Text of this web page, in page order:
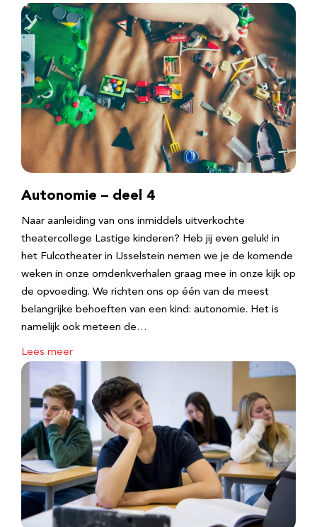
Autonomie – deel 4
Naar aanleiding van ons inmiddels uitverkochte
theatercollege Lastige kinderen? Heb jij even geluk! in
het Fulcotheater in IJsselstein nemen we je de komende
weken in onze omdenkverhalen graag mee in onze kijk op
de opvoeding. We richten ons op één van de meest
belangrijke behoeften van een kind: autonomie. Het is
namelijk ook meteen de…
Lees meer